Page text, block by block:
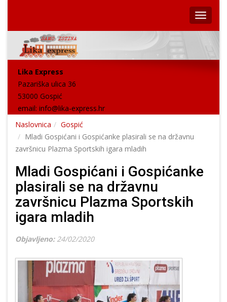
Lika Express
Pazariška ulica 36
53000 Gospić
email: info@lika-express.hr
Naslovnica
Gospić
Mladi Gospićani i Gospićanke plasirali se na državnu
završnicu Plazma Sportskih igara mladih
Mladi Gospićani i Gospićanke
plasirali se na državnu
završnicu Plazma Sportskih
igara mladih
Objavljeno: 24/02/2020